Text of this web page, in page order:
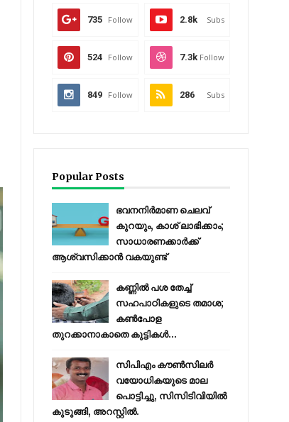
735 Follow 2.8k Subs
524 Follow 7.3k Follow
849 Follow 286 Subs
Popular Posts
ഭവനനിർമാണ ചെലവ്
കുറയും, കാശ് ലാഭിക്കാം;
സാധാരണക്കാർക്ക്
ആശ്വസിക്കാൻ വകയുണ്ട്
കണ്ണിൽ പശ തേച്ച്
സഹപാഠികളുടെ തമാശ;
കൺപോള
തുറക്കാനാകാതെ കുട്ടികൾ...
സിപിഎം കൗണ്‍സിലര്‍
വയോധികയുടെ മാല
പൊട്ടിച്ചു, സിസിടിവിയില്‍
കുടുങ്ങി, അറസ്റ്റില്‍.